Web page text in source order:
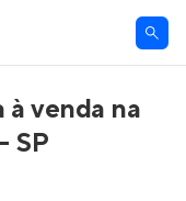
venda na
SP